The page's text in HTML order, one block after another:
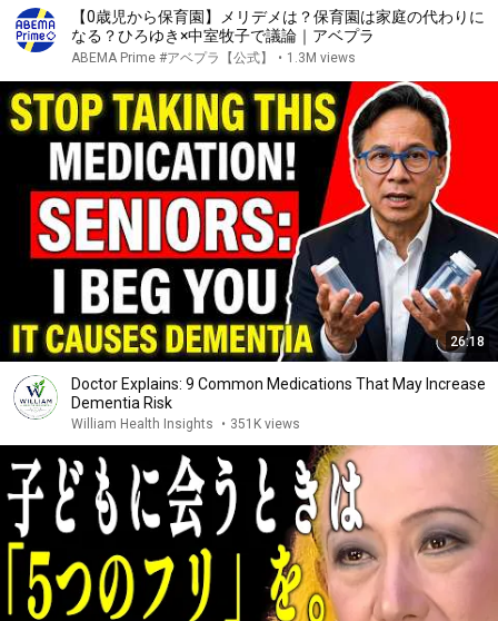
【0歳児から保育園】メリデメは？保育園は家庭の代わりに
なる？ひろゆき×中室牧子で議論｜アベプラ
ABEMA Prime #アベプラ【公式】 • 1.3M views
26:18
Doctor Explains: 9 Common Medications That May Increase
Dementia Risk
William Health Insights • 351K views